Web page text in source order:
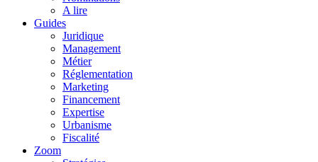
A lire
Guides
Juridique
Management
Métier
Réglementation
Marketing
Financement
Expertise
Urbanisme
Fiscalité
Zoom